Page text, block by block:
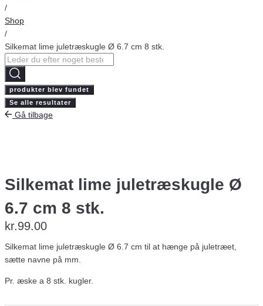
/
Shop
/
Silkemat lime juletræskugle Ø 6.7 cm 8 stk.
Search
...
produkter blev fundet
Se alle resultater
Gå tilbage
Silkemat lime juletræskugle Ø
6.7 cm 8 stk.
kr.99.00
Silkemat lime juletræskugle Ø 6.7 cm til at hænge på juletræet,
sætte navne på mm.
Pr. æske a 8 stk. kugler.